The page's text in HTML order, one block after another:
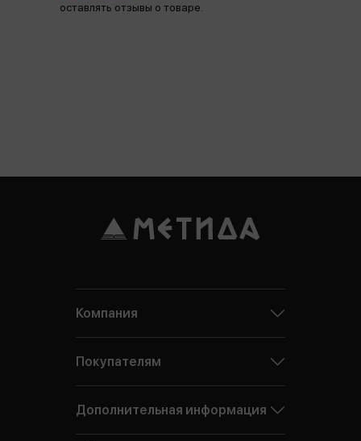
оставлять отзывы о товаре.
Компания
Покупателям
Дополнительная информация